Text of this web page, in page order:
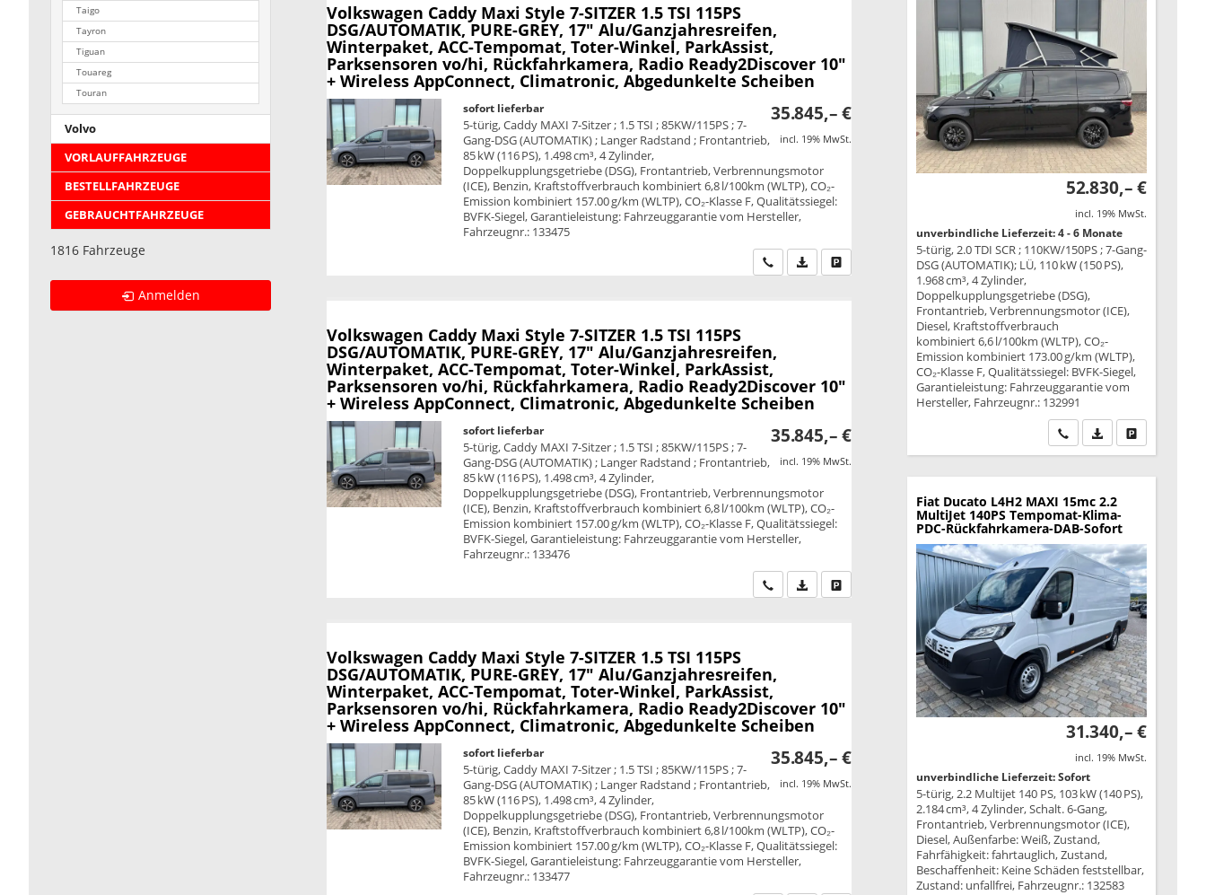
Volkswagen Caddy Maxi Style 7-SITZER 1.5 TSI 115PS
DSG/AUTOMATIK, PURE-GREY, 17" Alu/Ganzjahresreifen,
Winterpaket, ACC-Tempomat, Toter-Winkel, ParkAssist,
Parksensoren vo/hi, Rückfahrkamera, Radio Ready2Discover 10"
+ Wireless AppConnect, Climatronic, Abgedunkelte Scheiben
35.845,– €
incl. 19% MwSt.
sofort lieferbar
5-türig, Caddy MAXI 7-Sitzer ; 1.5 TSI ; 85KW/115PS ; 7-
Gang-DSG (AUTOMATIK) ; Langer Radstand ; Frontantrieb,
85 kW (116 PS), 1.498 cm³, 4 Zylinder,
Doppelkupplungsgetriebe (DSG), Frontantrieb, Verbrennungsmotor
(ICE), Benzin, Kraftstoffverbrauch kombiniert 6,8 l/100km (WLTP), CO₂-
Emission kombiniert 157.00 g/km (WLTP), CO₂-Klasse F, Qualitätssiegel:
BVFK-Siegel, Garantieleistung: Fahrzeuggarantie vom Hersteller,
Fahrzeugnr.: 133475
Wir rufen Sie anPDF-Datei, Fahrzeugexposé drucken
Drucken, parken oder vergleichen
Volkswagen Caddy Maxi Style 7-SITZER 1.5 TSI 115PS
DSG/AUTOMATIK, PURE-GREY, 17" Alu/Ganzjahresreifen,
Winterpaket, ACC-Tempomat, Toter-Winkel, ParkAssist,
Parksensoren vo/hi, Rückfahrkamera, Radio Ready2Discover 10"
+ Wireless AppConnect, Climatronic, Abgedunkelte Scheiben
35.845,– €
incl. 19% MwSt.
sofort lieferbar
5-türig, Caddy MAXI 7-Sitzer ; 1.5 TSI ; 85KW/115PS ; 7-
Gang-DSG (AUTOMATIK) ; Langer Radstand ; Frontantrieb,
85 kW (116 PS), 1.498 cm³, 4 Zylinder,
Doppelkupplungsgetriebe (DSG), Frontantrieb, Verbrennungsmotor
(ICE), Benzin, Kraftstoffverbrauch kombiniert 6,8 l/100km (WLTP), CO₂-
Emission kombiniert 157.00 g/km (WLTP), CO₂-Klasse F, Qualitätssiegel:
BVFK-Siegel, Garantieleistung: Fahrzeuggarantie vom Hersteller,
Fahrzeugnr.: 133476
Wir rufen Sie anPDF-Datei, Fahrzeugexposé drucken
Drucken, parken oder vergleichen
Volkswagen Caddy Maxi Style 7-SITZER 1.5 TSI 115PS
DSG/AUTOMATIK, PURE-GREY, 17" Alu/Ganzjahresreifen,
Winterpaket, ACC-Tempomat, Toter-Winkel, ParkAssist,
Parksensoren vo/hi, Rückfahrkamera, Radio Ready2Discover 10"
+ Wireless AppConnect, Climatronic, Abgedunkelte Scheiben
35.845,– €
incl. 19% MwSt.
sofort lieferbar
5-türig, Caddy MAXI 7-Sitzer ; 1.5 TSI ; 85KW/115PS ; 7-
Gang-DSG (AUTOMATIK) ; Langer Radstand ; Frontantrieb,
85 kW (116 PS), 1.498 cm³, 4 Zylinder,
Doppelkupplungsgetriebe (DSG), Frontantrieb, Verbrennungsmotor
(ICE), Benzin, Kraftstoffverbrauch kombiniert 6,8 l/100km (WLTP), CO₂-
Emission kombiniert 157.00 g/km (WLTP), CO₂-Klasse F, Qualitätssiegel:
BVFK-Siegel, Garantieleistung: Fahrzeuggarantie vom Hersteller,
Fahrzeugnr.: 133477
Taigo
Tayron
Tiguan
Touareg
Touran
Volvo
VORLAUFFAHRZEUGE
BESTELLFAHRZEUGE
GEBRAUCHTFAHRZEUGE
1816 Fahrzeuge
Anmelden
52.830,– €
incl. 19% MwSt.
unverbindliche Lieferzeit: 4 - 6 Monate
5-türig, 2.0 TDI SCR ; 110KW/150PS ; 7-Gang-
DSG (AUTOMATIK); LÜ, 110 kW (150 PS),
1.968 cm³, 4 Zylinder,
Doppelkupplungsgetriebe (DSG),
Frontantrieb, Verbrennungsmotor (ICE),
Diesel, Kraftstoffverbrauch
kombiniert 6,6 l/100km (WLTP), CO₂-
Emission kombiniert 173.00 g/km (WLTP),
CO₂-Klasse F, Qualitätssiegel: BVFK-Siegel,
Garantieleistung: Fahrzeuggarantie vom
Hersteller, Fahrzeugnr.: 132991
Wir rufen Sie an
PDF-Datei,Drucken,
Fiat Ducato L4H2 MAXI 15mc 2.2
MultiJet 140PS Tempomat-Klima-
PDC-Rückfahrkamera-DAB-Sofort
31.340,– €
incl. 19% MwSt.
unverbindliche Lieferzeit: Sofort
5-türig, 2.2 Multijet 140 PS, 103 kW (140 PS),
2.184 cm³, 4 Zylinder, Schalt. 6-Gang,
Frontantrieb, Verbrennungsmotor (ICE),
Diesel, Außenfarbe: Weiß, Zustand,
Fahrfähigkeit: fahrtauglich, Zustand,
Beschaffenheit: Keine Schäden feststellbar,
Zustand: unfallfrei, Fahrzeugnr.: 132583